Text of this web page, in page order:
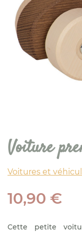
Voiture
Voitures et
10,90 €
Cette petite